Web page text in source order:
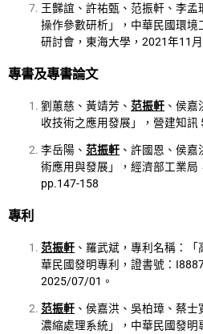
王豑誼、許祐甄、范振軒、李
操作參數研析」，中華民國環
研討會，東海大學，2021年11月
專書及專書論文
劉蕙慈、黃靖芳、范振軒 、侯
收技術之應用發展」，營建知訊
李岳陽、范振軒 、許國恩、侯
術應用與發展」，經濟部工業局
pp.147-158
專利
范振軒 、羅武斌，專利名稱：
華民國發明專利，證書號：
2025/07/01。
范振軒 、侯嘉洪、吳柏璋、蔡
濃縮處理系統」，中華民國發明